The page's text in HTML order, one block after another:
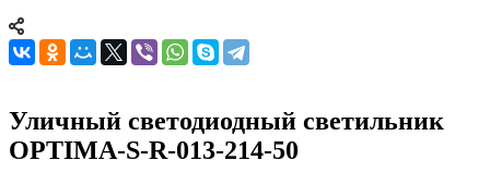
Уличный светодиодный светильник
OPTIMA-S-R-013-214-50